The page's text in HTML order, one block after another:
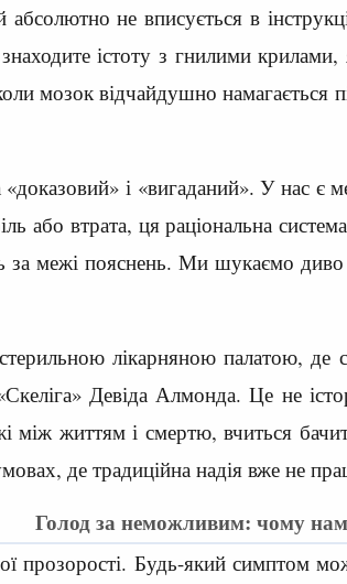
абсолютно не вписується в
істоту з гнилими
мозок відчайдушно намагається
і «вигаданий». У нас є
або втрата, ця раціональна
межі пояснень. Ми шукаємо диво
лікарняною палатою, де
Девіда Алмонда. Це не
життям і смертю, вчиться
де традиційна надія вже не
Голод за неможливим: чому нам
прозорості. Будь-який симптом